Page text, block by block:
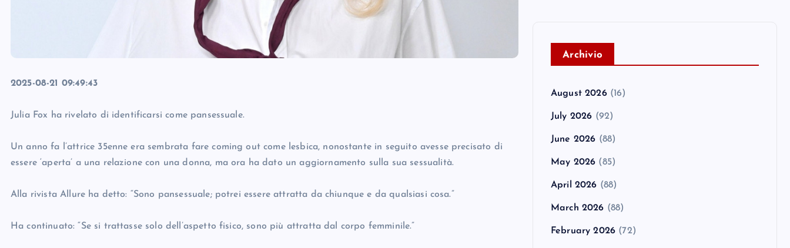
2025-08-21 09:49:43
Julia Fox ha rivelato di identificarsi come pansessuale.
Un anno fa l’attrice 35enne era sembrata fare coming out come lesbica, nonostante in seguito avesse precisato di
essere ‘aperta’ a una relazione con una donna, ma ora ha dato un aggiornamento sulla sua sessualità.
Alla rivista Allure ha detto: “Sono pansessuale; potrei essere attratta da chiunque e da qualsiasi cosa.”
Ha continuato: “Se si trattasse solo dell’aspetto fisico, sono più attratta dal corpo femminile.”
Archivio
August 2026(16)
July 2026 (92)
June 2026 (88)
May 2026 (85)
April 2026 (88)
March 2026 (88)
February 2026 (72)